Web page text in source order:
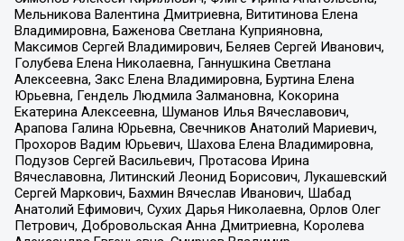
Мельникова Валентина Дмитриевна, Вититинова Елена
Владимировна, Баженова Светлана Куприяновна,
Максимов Сергей Владимирович, Беляев Сергей Иванович,
Голубева Елена Николаевна, Ганнушкина Светлана
Алексеевна, Закс Елена Владимировна, Буртина Елена
Юрьевна, Гендель Людмила Залмановна, Кокорина
Екатерина Алексеевна, Шуманов Илья Вячеславович,
Арапова Галина Юрьевна, Свечников Анатолий Мариевич,
Прохоров Вадим Юрьевич, Шахова Елена Владимировна,
Подузов Сергей Васильевич, Протасова Ирина
Вячеславовна, Литинский Леонид Борисович, Лукашевский
Сергей Маркович, Бахмин Вячеслав Иванович, Шабад
Анатолий Ефимович, Сухих Дарья Николаевна, Орлов Олег
Петрович, Добровольская Анна Дмитриевна, Королева